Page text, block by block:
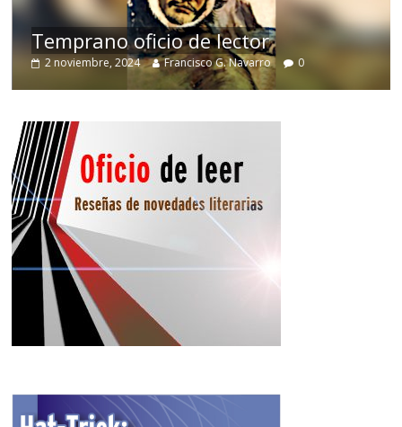
Temprano oficio de lector
2 noviembre, 2024 Francisco G. Navarro 0